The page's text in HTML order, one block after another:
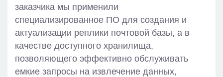
заказчика мы применили
специализированное ПО для создания и
актуализации реплики почтовой базы, а в
качестве доступного хранилища,
позволяющего эффективно обслуживать
емкие запросы на извлечение данных,